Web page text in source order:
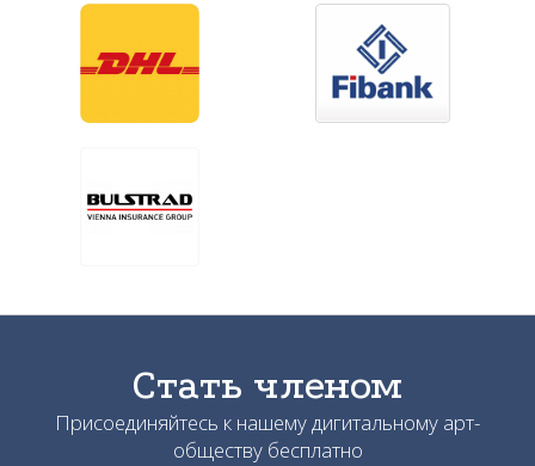
Стать членом
Присоединяйтесь к нашему дигитальному арт-
обществу бесплатно